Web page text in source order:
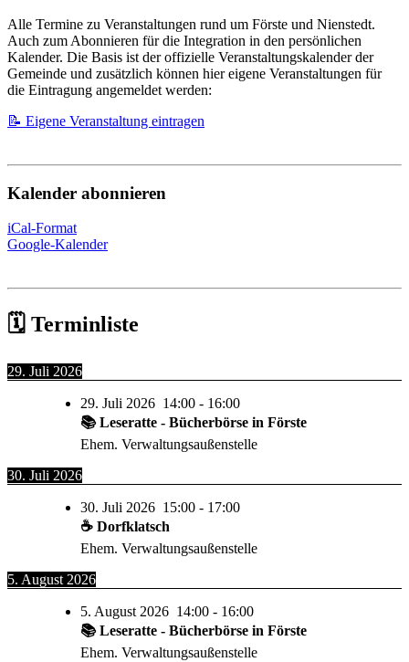
Alle Termine zu Veranstaltungen rund um Förste und Nienstedt.
Auch zum Abonnieren für die Integration in den persönlichen
Kalender. Die Basis ist der offizielle Veranstaltungskalender der
Gemeinde und zusätzlich können hier eigene Veranstaltungen für
die Eintragung angemeldet werden:
📝 Eigene Veranstaltung eintragen
Kalender abonnieren
iCal-Format
Google-Kalender
🗓️ Terminliste
29. Juli 2026
29. Juli 2026 14:00 - 16:00
📚 Leseratte - Bücherbörse in Förste
Ehem. Verwaltungsaußenstelle
30. Juli 2026
30. Juli 2026 15:00 - 17:00
☕ Dorfklatsch
Ehem. Verwaltungsaußenstelle
5. August 2026
5. August 2026 14:00 - 16:00
📚 Leseratte - Bücherbörse in Förste
Ehem. Verwaltungsaußenstelle